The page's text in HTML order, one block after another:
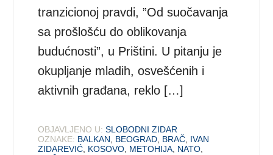
tranzicionoj pravdi, ”Od suočavanja
sa prošlošću do oblikovanja
budućnosti”, u Prištini. U pitanju je
okupljanje mladih, osvešćenih i
aktivnih građana, reklo […]
OBJAVLJENO U: SLOBODNI ZIDAR
OZNAKE: BALKAN BEOGRAD BRAČ IVAN
ZIDAREVIĆ KOSOVO METOHIJA NATO